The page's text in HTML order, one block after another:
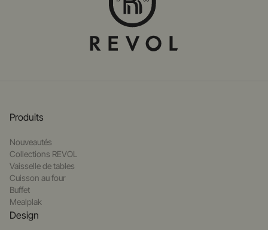
Produits
Nouveautés
Collections REVOL
Vaisselle de tables
Cuisson au four
Buffet
Mealplak
Design